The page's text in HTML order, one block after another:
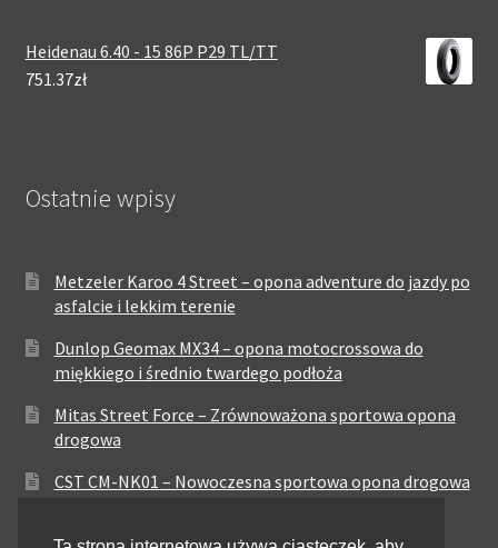
Heidenau 6.40 - 15 86P P29 TL/TT
751.37zł
Ostatnie wpisy
Metzeler Karoo 4 Street – opona adventure do jazdy po
asfalcie i lekkim terenie
Dunlop Geomax MX34 – opona motocrossowa do
miękkiego i średnio twardego podłoża
Mitas Street Force – Zrównoważona sportowa opona
drogowa
CST CM-NK01 – Nowoczesna sportowa opona drogowa